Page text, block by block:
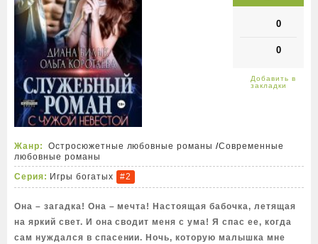
0
0
Жанр: Остросюжетные любовные романы /Современные
любовные романы
Серия: Игры богатых #2
Она – загадка! Она – мечта! Настоящая бабочка, летящая
на яркий свет. И она сводит меня с ума! Я спас ее, когда
сам нуждался в спасении. Ночь, которую малышка мне